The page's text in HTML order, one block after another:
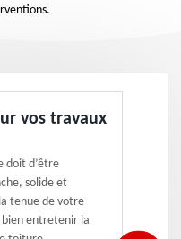
vos travaux
doit d’être
solide et
tenue de votre
bien entretenir la